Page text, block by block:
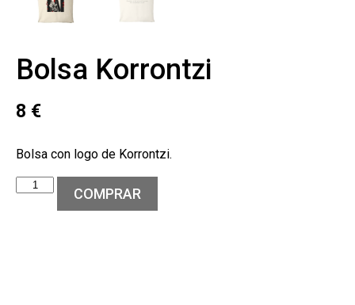
Bolsa Korrontzi
8 €
Bolsa con logo de Korrontzi.
COMPRAR